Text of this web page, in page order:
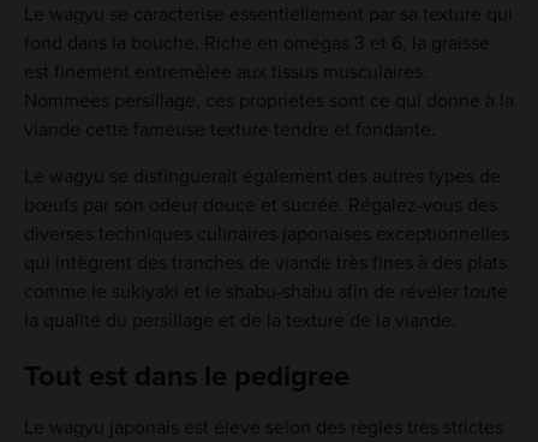
Le wagyu se caractérise essentiellement par sa texture qui
fond dans la bouche. Riche en omégas 3 et 6, la graisse
est finement entremêlée aux tissus musculaires.
Nommées persillage, ces propriétés sont ce qui donne à la
viande cette fameuse texture tendre et fondante.
Le wagyu se distinguerait également des autres types de
bœufs par son odeur douce et sucrée. Régalez-vous des
diverses techniques culinaires japonaises exceptionnelles
qui intègrent des tranches de viande très fines à des plats
comme le sukiyaki et le shabu-shabu afin de révéler toute
la qualité du persillage et de la texture de la viande.
Tout est dans le pedigree
Le wagyu japonais est élevé selon des règles très strictes